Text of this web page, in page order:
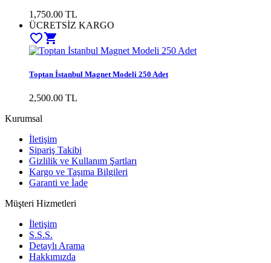
1,750.00 TL
ÜCRETSİZ KARGO
favorite_bordershopping_cart
Toptan İstanbul Magnet Modeli 250 Adet
2,500.00 TL
Kurumsal
İletişim
Sipariş Takibi
Gizlilik ve Kullanım Şartları
Kargo ve Taşıma Bilgileri
Garanti ve İade
Müşteri Hizmetleri
İletişim
S.S.S.
Detaylı Arama
Hakkımızda